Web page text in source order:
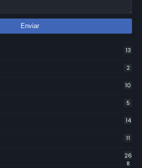
13
2
10
5
14
11
26
8